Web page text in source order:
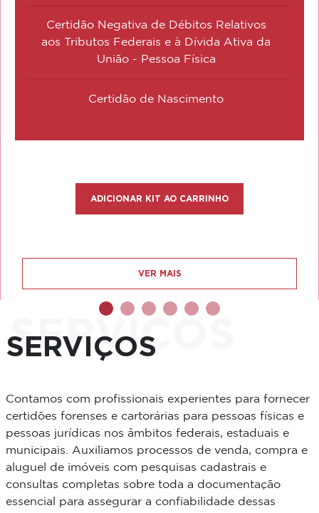
Certidão Negativa de Débitos Relativos
aos Tributos Federais e à Dívida Ativa da
União - Pessoa Física
Certidão de Nascimento
ADICIONAR KIT AO CARRINHO
VER MAIS
SERVIÇOS
SERVIÇOS
Contamos com profissionais experientes para fornecer
certidões forenses e cartorárias para pessoas físicas e
pessoas jurídicas nos âmbitos federais, estaduais e
municipais. Auxiliamos processos de venda, compra e
aluguel de imóveis com pesquisas cadastrais e
consultas completas sobre toda a documentação
essencial para assegurar a confiabilidade dessas